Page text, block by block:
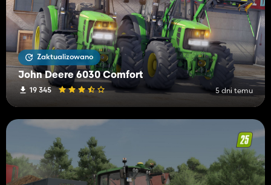
Zaktualizowano
John Deere 6030 Comfort
19 345 5 dni temu